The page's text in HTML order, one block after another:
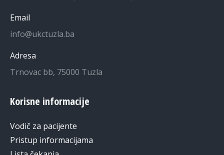
Email
info@ukctuzla.ba
Adresa
Trnovac bb, 75000 Tuzla
Korisne informacije
Vodič za pacijente
Pristup informacijama